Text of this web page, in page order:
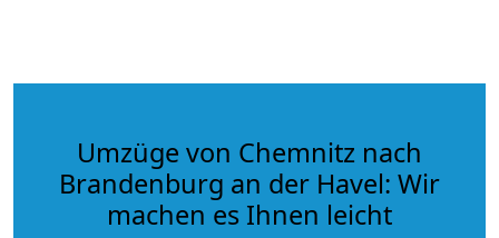
Umzüge von Chemnitz nach
Brandenburg an der Havel: Wir
machen es Ihnen leicht